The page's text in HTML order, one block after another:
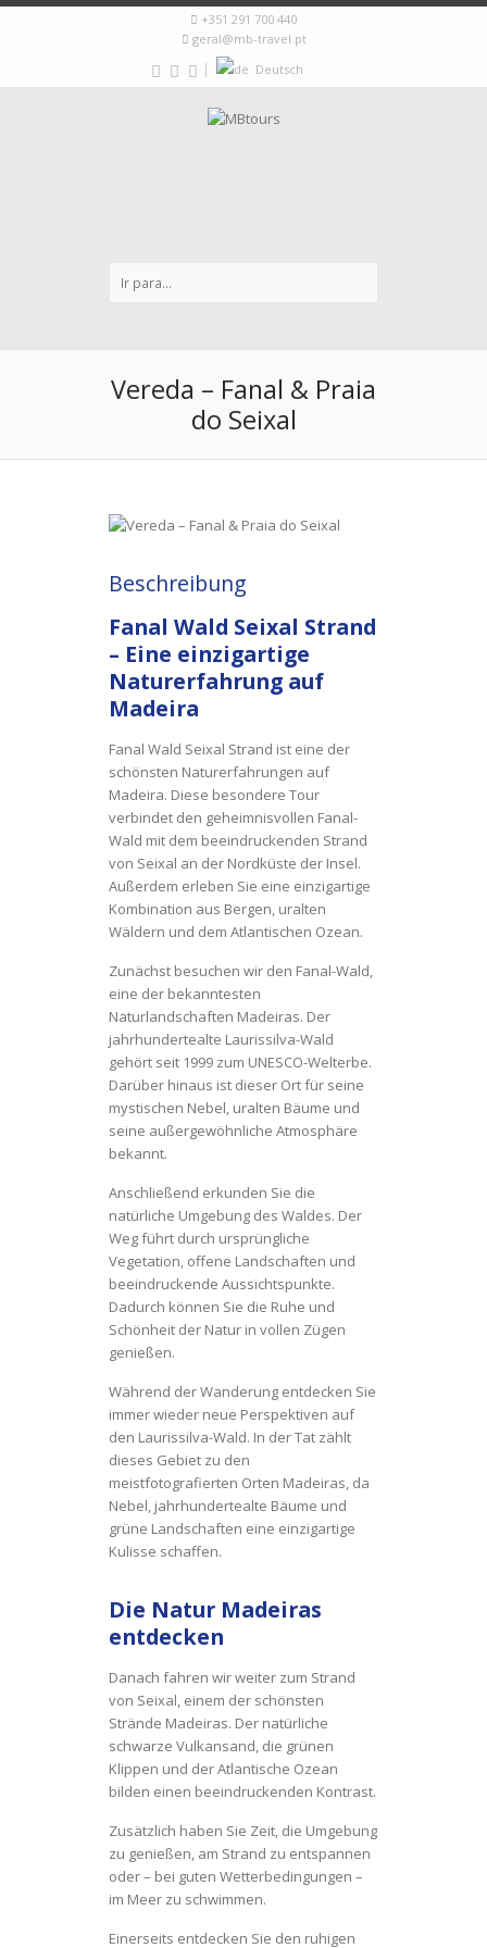
+351 291 700 440
geral@mb-travel.pt
| Deutsch
Vereda – Fanal & Praia
do Seixal
Beschreibung
Fanal Wald Seixal Strand
– Eine einzigartige
Naturerfahrung auf
Madeira
Fanal Wald Seixal Strand ist eine der
schönsten Naturerfahrungen auf
Madeira. Diese besondere Tour
verbindet den geheimnisvollen Fanal-
Wald mit dem beeindruckenden Strand
von Seixal an der Nordküste der Insel.
Außerdem erleben Sie eine einzigartige
Kombination aus Bergen, uralten
Wäldern und dem Atlantischen Ozean.
Zunächst besuchen wir den Fanal-Wald,
eine der bekanntesten
Naturlandschaften Madeiras. Der
jahrhundertealte Laurissilva-Wald
gehört seit 1999 zum UNESCO-Welterbe.
Darüber hinaus ist dieser Ort für seine
mystischen Nebel, uralten Bäume und
seine außergewöhnliche Atmosphäre
bekannt.
Anschließend erkunden Sie die
natürliche Umgebung des Waldes. Der
Weg führt durch ursprüngliche
Vegetation, offene Landschaften und
beeindruckende Aussichtspunkte.
Dadurch können Sie die Ruhe und
Schönheit der Natur in vollen Zügen
genießen.
Während der Wanderung entdecken Sie
immer wieder neue Perspektiven auf
den Laurissilva-Wald. In der Tat zählt
dieses Gebiet zu den
meistfotografierten Orten Madeiras, da
Nebel, jahrhundertealte Bäume und
grüne Landschaften eine einzigartige
Kulisse schaffen.
Die Natur Madeiras
entdecken
Danach fahren wir weiter zum Strand
von Seixal, einem der schönsten
Strände Madeiras. Der natürliche
schwarze Vulkansand, die grünen
Klippen und der Atlantische Ozean
bilden einen beeindruckenden Kontrast.
Zusätzlich haben Sie Zeit, die Umgebung
zu genießen, am Strand zu entspannen
oder – bei guten Wetterbedingungen –
im Meer zu schwimmen.
Einerseits entdecken Sie den ruhigen